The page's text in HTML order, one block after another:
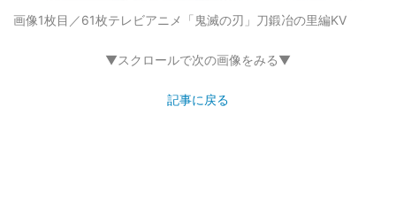
画像1枚目／61枚テレビアニメ「鬼滅の刃」刀鍛冶の里編KV
▼スクロールで次の画像をみる▼
記事に戻る